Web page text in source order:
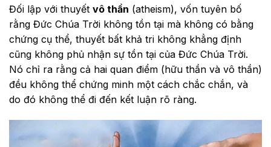
Đối lập với thuyết vô thần (atheism), vốn tuyên bố
rằng Đức Chúa Trời không tồn tại mà không có bằng
chứng cụ thể, thuyết bất khả tri không khẳng định
cũng không phủ nhận sự tồn tại của Đức Chúa Trời.
Nó chỉ ra rằng cả hai quan điểm (hữu thần và vô thần)
đều không thể chứng minh một cách chắc chắn, và
do đó không thể đi đến kết luận rõ ràng.